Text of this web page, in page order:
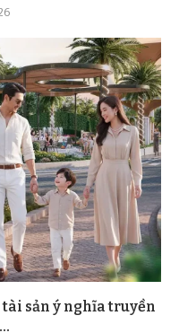
sản ý nghĩa truyền